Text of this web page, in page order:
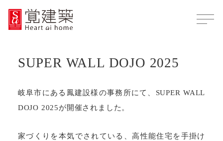
SUPER WALL DOJO 2025
岐阜市にある鳳建設様の事務所にて、SUPER WALL
DOJO 2025が開催されました。
家づくりを本気でされている、高性能住宅を手掛け